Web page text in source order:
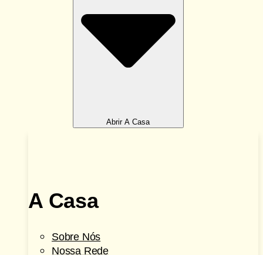
Abrir A Casa
A Casa
Sobre Nós
Nossa Rede